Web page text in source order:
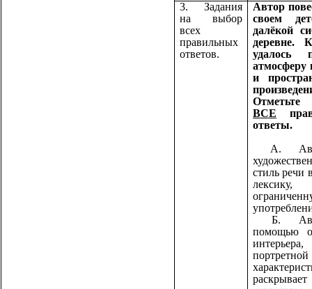
3. Задания
на выбор
всех
правильных
ответов.
Автор
своем
далёкой
деревне.
удалось
атмосферу
и
Отметьте
ВСЕ
ответы.
А.
стиль речи
лексику,
Б.
помощью
интерьера,
портретной
раскрывает